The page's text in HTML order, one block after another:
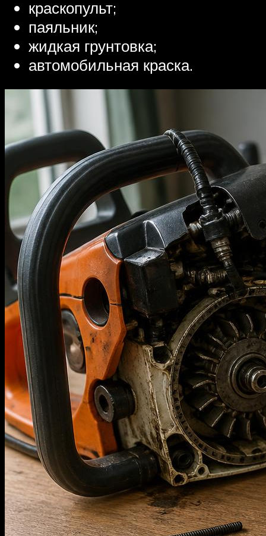
краскопульт;
паяльник;
жидкая грунтовка;
автомобильная краска.